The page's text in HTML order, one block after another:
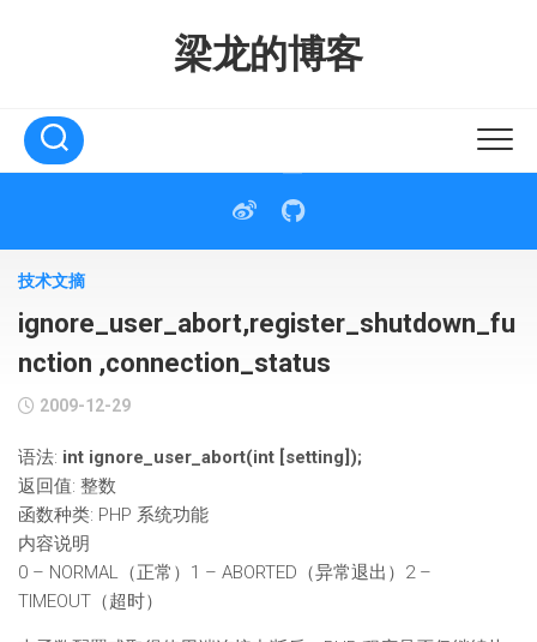
梁龙的博客
技术文摘
ignore_user_abort,register_shutdown_fu
nction ,connection_status
2009-12-29
语法: int ignore_user_abort(int [setting]);
返回值: 整数
函数种类: PHP 系统功能
内容说明
0 – NORMAL（正常）1 – ABORTED（异常退出）2 –
TIMEOUT（超时）